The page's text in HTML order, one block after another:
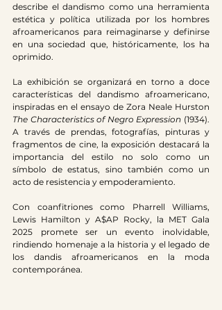
describe el dandismo como una herramienta
estética y política utilizada por los hombres
afroamericanos para reimaginarse y definirse
en una sociedad que, históricamente, los ha
oprimido.
La exhibición se organizará en torno a doce
características del dandismo afroamericano,
The Characteristics of Negro Expression (1934).
A través de prendas, fotografías, pinturas y
fragmentos de cine, la exposición destacará la
importancia del estilo no solo como un
símbolo de estatus, sino también como un
acto de resistencia y empoderamiento.
Con coanfitriones como Pharrell Williams,
Lewis Hamilton y A$AP Rocky, la MET Gala
2025 promete ser un evento inolvidable,
rindiendo homenaje a la historia y el legado de
los dandis afroamericanos en la moda
contemporánea.